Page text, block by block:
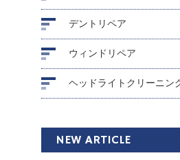
デントリペア
ウィンドリペア
ヘッドライトクリーニン
NEW ARTICLE